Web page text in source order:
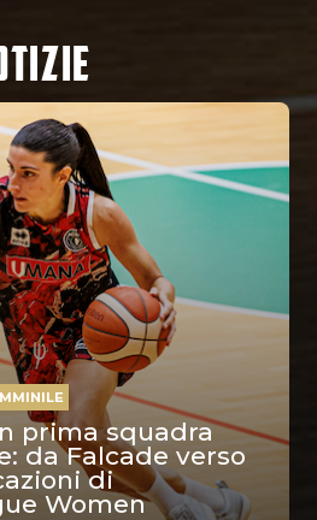
prima squadra
da Falcade verso
di
Women